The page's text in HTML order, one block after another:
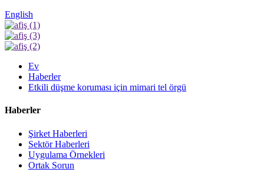
English
Ev
Haberler
Etkili düşme koruması için mimari tel örgü
Haberler
Şirket Haberleri
Sektör Haberleri
Uygulama Örnekleri
Ortak Sorun